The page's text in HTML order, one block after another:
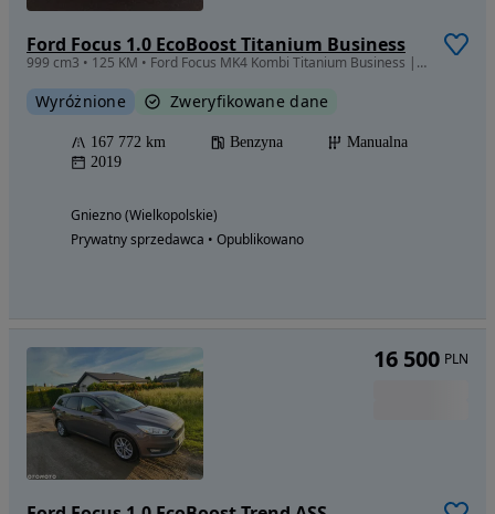
Ford Focus 1.0 EcoBoost Titanium Business
999 cm3 • 125 KM • Ford Focus MK4 Kombi Titanium Business | 1.0 EcoBoost 125 KM | 2019
Wyróżnione Zweryfikowane dane
167 772 km Benzyna
Manualna
2019
Gniezno (Wielkopolskie)
Prywatny sprzedawca • Opublikowano
16 500 PLN